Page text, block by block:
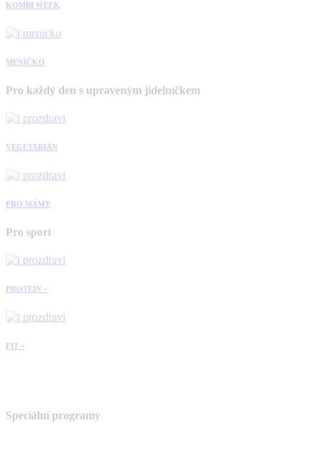
KOMBI WEEK
MENÍČKO
Pro každý den s upraveným jídelníčkem
VEGETARIÁN
PRO MÁMY
Pro sport
PROTEIN +
FIT +
Speciální programy